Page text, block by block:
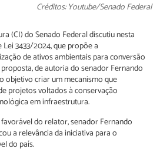
Créditos: Youtube/Senado Federal
(CI) do Senado Federal discutiu nesta
3433/2024, que propõe a
de ativos ambientais para conversão
de autoria do senador Fernando
objetivo criar um mecanismo que
projetos voltados à conservação
em infraestrutura.
do relator, senador Fernando
a relevância da iniciativa para o
do país.